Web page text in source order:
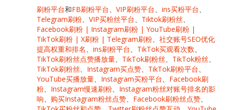
刷粉平台和FB刷粉平台、 VIP刷粉平台、 ins买粉平台、
Telegram刷粉、 VIP买粉丝平台、 Tiktok刷粉丝、
Facebook刷粉 | Instagram刷粉 | YouTube刷粉 |
TikTok刷粉 | X刷粉 | Telegram刷粉、 社交账号SEO优化
提高权重和排名、 ins刷粉平台、 TikTok买观看次数、
TikTok刷粉丝点赞播放量、 TikTok刷粉丝、 TikTok粉丝、
TikTok刷粉丝、 Instagram买点赞、 TikTok刷粉平台、
YouTube买播放量、 Instagram买粉平台、 Facebook刷
粉、 Instagram慢速刷粉、 Instagram粉丝对账号排名的影
响、 购买Instagram粉丝点赞、 Facebook刷粉丝点赞、